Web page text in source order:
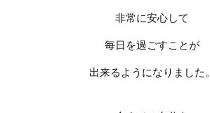
非常に安心して
毎日を過ごすことが
出来るようになりました。